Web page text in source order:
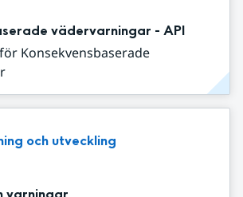
vädervarningar - API
Konsekvensbaserade
och utveckling